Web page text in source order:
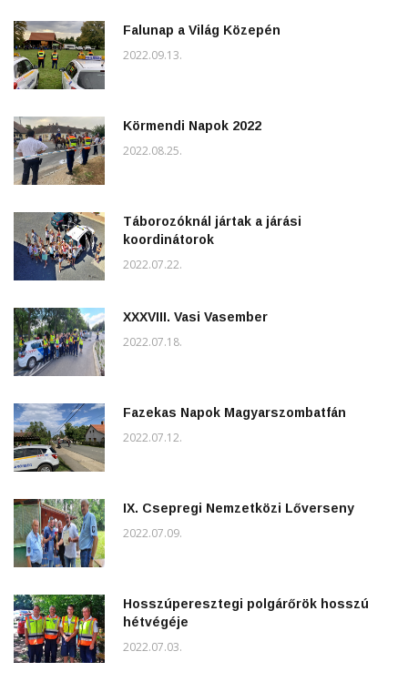
Falunap a Világ Közepén
2022.09.13.
Körmendi Napok 2022
2022.08.25.
Táborozóknál jártak a járási
koordinátorok
2022.07.22.
XXXVIII. Vasi Vasember
2022.07.18.
Fazekas Napok Magyarszombatfán
2022.07.12.
IX. Csepregi Nemzetközi Lőverseny
2022.07.09.
Hosszúperesztegi polgárőrök hosszú
hétvégéje
2022.07.03.